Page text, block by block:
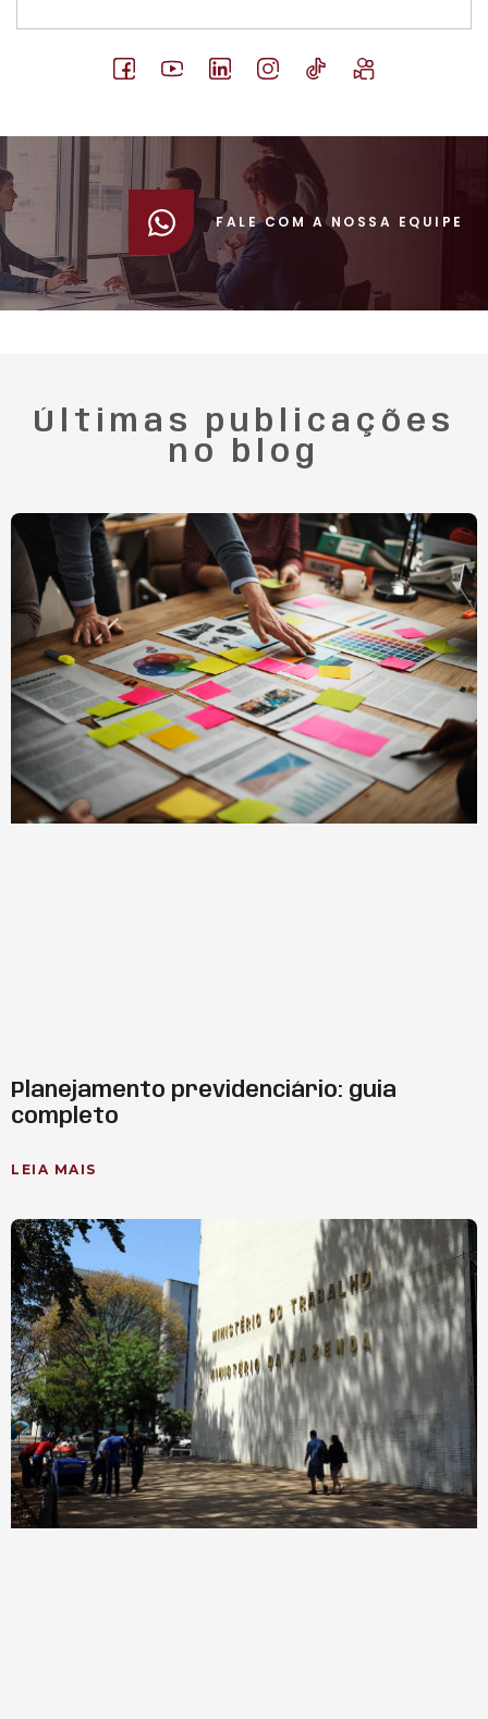
FALE COM A NOSSA EQUIPE
Últimas publicações
no blog
Planejamento previdenciário: guia
completo
LEIA MAIS